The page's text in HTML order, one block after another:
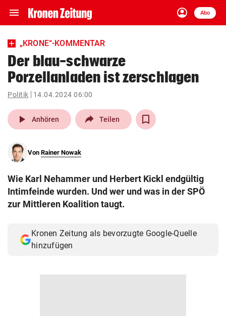
menu Navigation
ein-/ausklappen
account_circle
Anmelden
Abo
close Schließen
account_circle Anmelden
arrow_right
pin_drop
Wien arrow_right
search
eingeben
© Krone Multimedia GmbH & Co KG 2026
Muthgasse 2, 1190 Wien
„KRONE“-KOMMENTAR
Der blau-schwarze
Porzellanladen ist zerschlagen
Politik 14.04.2024 06:00
play_arrow Anhören Teilen
Von Rainer Nowak
Wie Karl Nehammer und Herbert Kickl endgültig
Intimfeinde wurden. Und wer und was in der SPÖ
zur Mittleren Koalition taugt.
Kronen Zeitung als bevorzugte Google-Quelle
hinzufügen